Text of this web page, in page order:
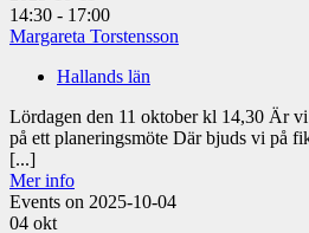
14:30 - 17:00
Margareta Torstensson
Hallands län
Lördagen den 11 oktober kl 14,30 Är
på ett planeringsmöte Där bjuds vi på
[...]
Mer info
Events on 2025-10-04
04 okt